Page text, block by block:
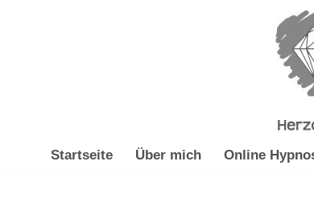
Startseite Über mich Online